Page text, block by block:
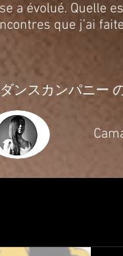
a évolué. Quelle
que j’ai
ンスカンパニー